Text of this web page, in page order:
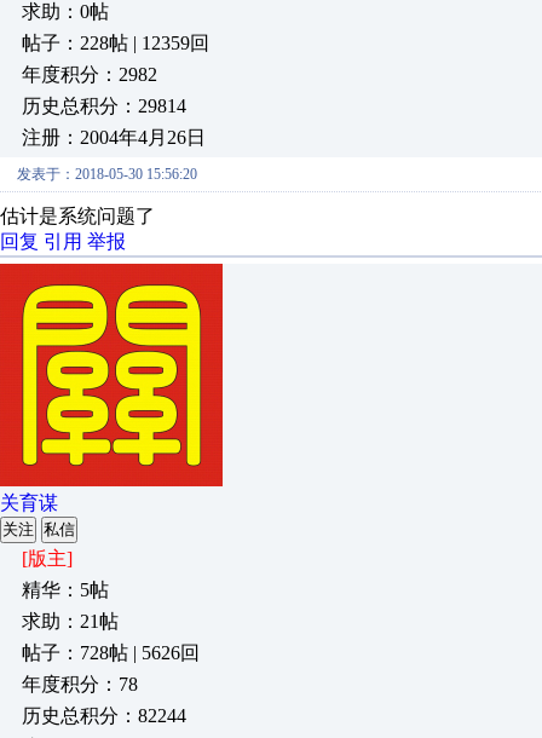
求助：0帖
帖子：228帖 | 12359回
年度积分：2982
历史总积分：29814
注册：2004年4月26日
发表于：2018-05-30 15:56:20
估计是系统问题了
回复 引用 举报
关育谋
关注 私信
[版主]
精华：5帖
求助：21帖
帖子：728帖 | 5626回
年度积分：78
历史总积分：82244